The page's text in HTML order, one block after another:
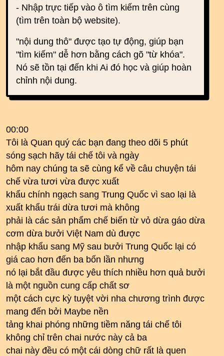
- Nhập trực tiếp vào ô tìm kiếm trên cùng
(tìm trên toàn bộ website).
"nội dung thô" được tạo tự động, giúp bạn
"tìm kiếm" dễ hơn bằng cách gõ "từ khóa".
Nó sẽ tồn tại đến khi Ai đó học và giúp hoàn
chỉnh nội dung.
00:00
Tôi là Quan quý các bạn đang theo dõi 5 phút
sóng sạch hãy tái chế tôi và ngày
hôm nay chúng ta sẽ cùng kể về câu chuyện tái
chế vừa tươi vừa được xuất
khẩu chính ngạch sang Trung Quốc vì sao lại là
xuất khẩu trái dừa tươi mà không
phải là các sản phẩm chế biến từ vỏ dừa gáo dừa
cơm dừa bưởi Việt Nam dù được
nhập khẩu sang Mỹ sau bưởi Trung Quốc lại có
giá cao hơn đến ba bốn lần nhưng
nó lại bắt đầu được yêu thích nhiều hơn quả bưởi
là một nguồn cung cấp chất sơ
một cách cực kỳ tuyệt vời nha chương trình được
mang đến bởi Maybe nền
tảng khai phóng những tiềm năng tái chế tôi
không chỉ trên chai nước này cả ba
chai này đều có một cái dòng chữ rất là quen